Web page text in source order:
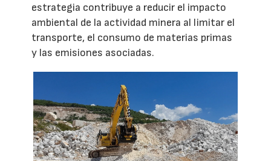
estrategia contribuye a reducir el impacto
ambiental de la actividad minera al limitar el
transporte, el consumo de materias primas
y las emisiones asociadas.